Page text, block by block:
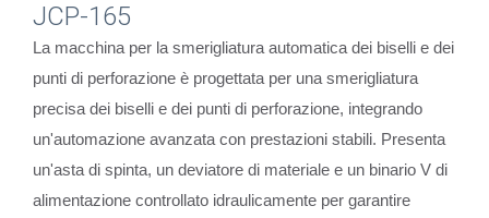
JCP-165
La macchina per la smerigliatura automatica dei biselli e dei
punti di perforazione è progettata per una smerigliatura
precisa dei biselli e dei punti di perforazione, integrando
un'automazione avanzata con prestazioni stabili. Presenta
un'asta di spinta, un deviatore di materiale e un binario V di
alimentazione controllato idraulicamente per garantire